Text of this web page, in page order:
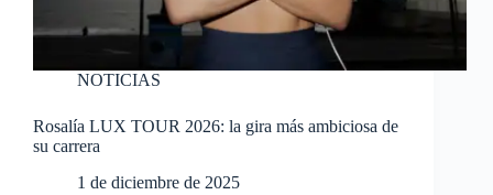
NOTICIAS
Rosalía LUX TOUR 2026: la gira más ambiciosa de
su carrera
1 de diciembre de 2025